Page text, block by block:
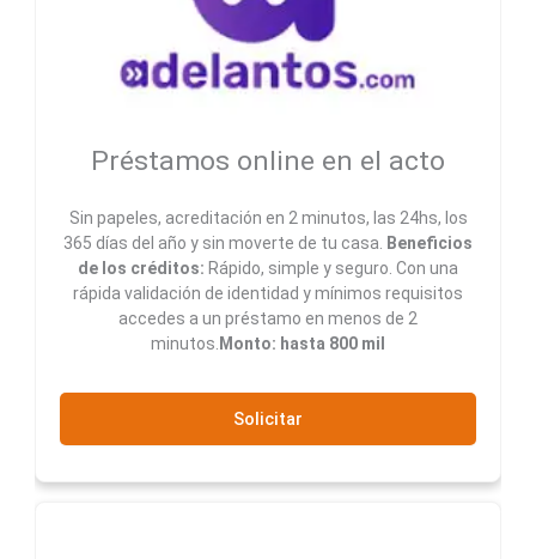
Préstamos online en el acto
Sin papeles, acreditación en 2 minutos, las 24hs, los
365 días del año y sin moverte de tu casa.
Beneficios
de los créditos: Rápido, simple y seguro. Con una
rápida validación de identidad y mínimos requisitos
accedes a un préstamo en menos de 2
minutos. Monto: hasta 800 mil
Solicitar